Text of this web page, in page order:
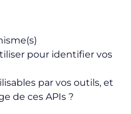
pour identifier vos
par vos outils, et
de ces APIs ?